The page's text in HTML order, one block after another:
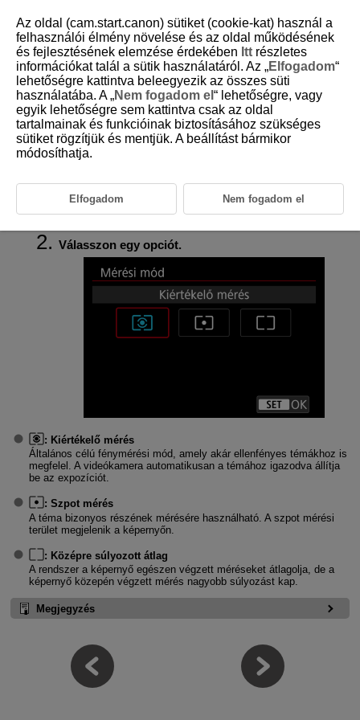
D292-059
Mérési mód
A téma fényereje különböző módszerekkel (mérési módok) mérhető.
Általában kiértékelő mérés használata ajánlott. Az Alap zóna módokban
a készülék automatikusan a kiértékelő mérés módot állítja be (kivéve
Válasszon egy opciót.
: Kiértékelő mérés
Általános célú fénymérési mód, amely akár ellenfényes témákhoz is
megfelel. A videókamera automatikusan a témához igazodva állítja
be az expozíciót.
: Szpot mérés
A téma bizonyos részének mérésére használható. A szpot mérési
terület megjelenik a képernyőn.
: Középre súlyozott átlag
A rendszer a képernyő egészen végzett méréseket átlagolja, de a
képernyő közepén végzett mérés nagyobb súlyozást kap.
Megjegyzés
Az oldal (cam.start.canon) sütiket (cookie-kat) használ a
felhasználói élmény növelése és az oldal működésének
és fejlesztésének elemzése érdekében Itt részletes
információkat talál a sütik használatáról. Az „Elfogadom“
lehetőségre kattintva beleegyezik az összes süti
használatába. A „Nem fogadom el “ lehetőségre, vagy
egyik lehetőségre sem kattintva csak az oldal
tartalmainak és funkcióinak biztosításához szükséges
sütiket rögzítjük és mentjük. A beállítást bármikor
módosíthatja.
Elfogadom Nem fogadom el